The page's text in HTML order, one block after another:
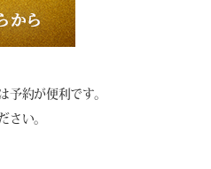
予約が便利です。
さい。